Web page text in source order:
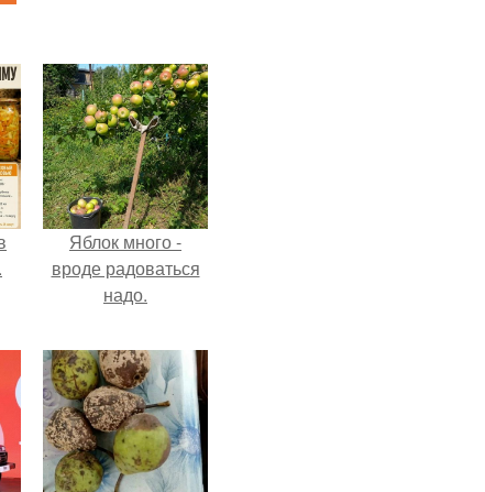
Яблок много -
вроде радоваться
надо.